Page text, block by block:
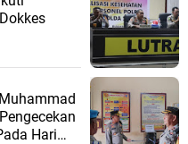
Hari